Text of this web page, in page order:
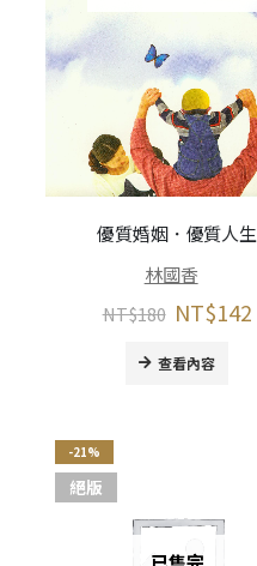
優質婚姻．優質人生
林國香
NT$180 NT$142
查看內容
-21%
絕版